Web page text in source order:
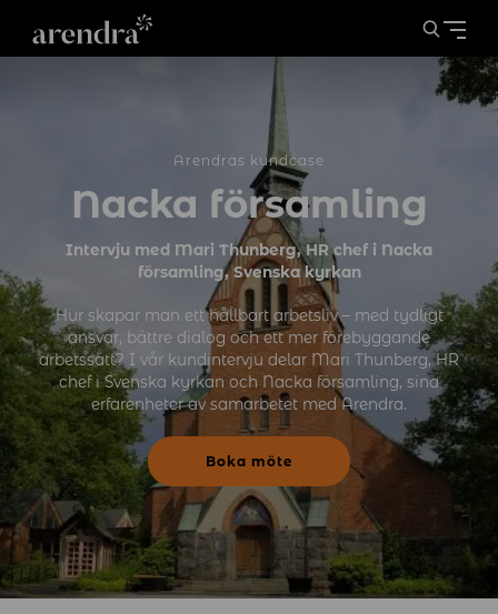
Arendras kundcase
Nacka församling
Intervju med Mari Thunberg, HR chef i Nacka
församling, Svenska kyrkan
Hur skapar man ett hållbart arbetsliv – med tydligt
ansvar, bättre dialog och ett mer förebyggande
arbetssätt? I vår kundintervju delar Mari Thunberg, HR
chef i Svenska kyrkan och Nacka församling, sina
erfarenheter av samarbetet med Arendra.
Boka möte